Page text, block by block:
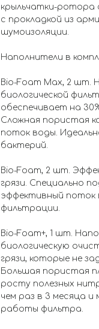
крыльчатки-ротора
с прокладкой из
шумоизоляции.
Наполнители в
Bio-Foam Max, 2 шт.
биологической
обеспечивает на
Сложная пористая
поток воды.
бактерий.
Bio-Foam, 2 шт.
грязи. Специально
эффективный поток
фильтрации.
Bio-Foam+, 1 шт.
биологическую
грязи, которые не
Большая пористая
росту полезных
чем раз в 3 месяца и
работы фильтра.